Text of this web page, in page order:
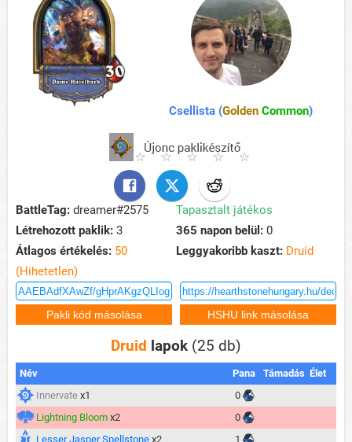
Csellista (Golden Common)
BattleTag: dreamer#2575
Tapasztalt játékos
Létrehozott paklik: 3 365 napon belül: 0
Átlagos értékelés: 50
(Hihetetlen)
Leggyakoribb kaszt: Druid
Druid lapok (25 db)
Név Pana Támadás Élet
Innervate x1
0
Lightning Bloom x2
0
Lesser Jasper Spellstone x2
1